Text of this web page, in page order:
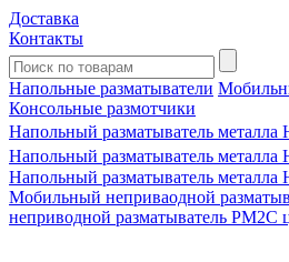
Доставка
Контакты
Напольные разматыватели
Консольные размотчики
Напольный разматыватель металла
Напольный разматыватель металла
Напольный разматыватель металла
Мобильный непривaодной
неприводной разматыватель РМ2С